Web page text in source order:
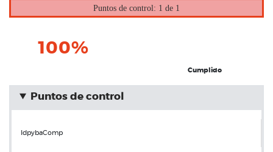
Puntos de control: 1 de 1
100%
Cumplido
Puntos de control
IdpybaComp